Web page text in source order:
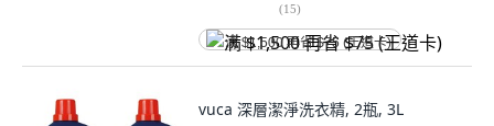
(15)
满 $1,500 再省 $75 (王道卡)
vuca 深層潔淨洗衣精, 2瓶, 3L